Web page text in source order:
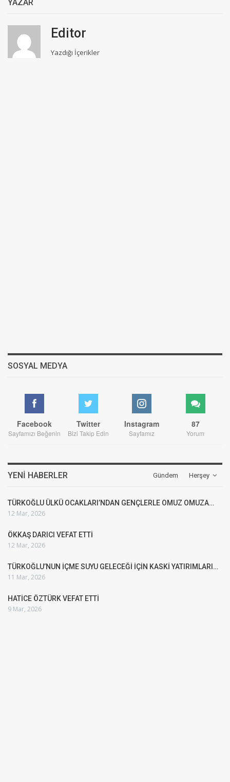
YAZAR
Editor
Yazdığı İçerikler
SOSYAL MEDYA
Facebook
Sayfamızı Beğenin
Twitter
Bizi Takip Edin
Instagram
Sayfamız
87
Yorum
Herşey
YENI HABERLER Gündem
TÜRKOĞLU ÜLKÜ OCAKLARI’NDAN GENÇLERLE OMUZ OMUZA…
12 Mar, 2026
ÖKKAŞ DARICI VEFAT ETTİ
12 Mar, 2026
TÜRKOĞLU’NUN İÇME SUYU GELECEĞİ İÇİN KASKİ YATIRIMLARI…
11 Mar, 2026
HATİCE ÖZTÜRK VEFAT ETTİ
9 Mar, 2026